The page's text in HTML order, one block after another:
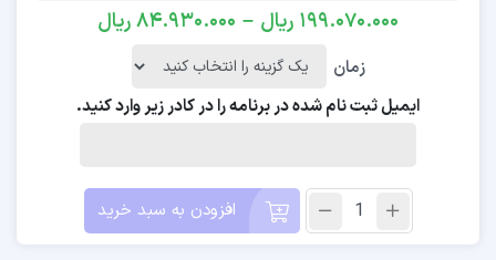
199.070.000 ریال –
84.930.000ریال
زمان
ایمیل ثبت نام شده در برنامه را در کادر زیر وارد کنید.
افزودن به سبد خرید